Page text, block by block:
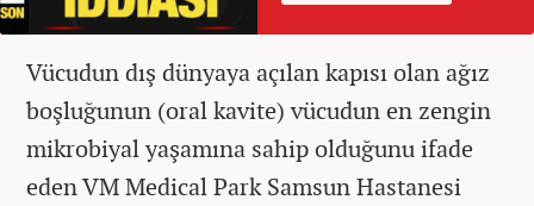
Vücudun dış dünyaya açılan kapısı olan ağız
boşluğunun (oral kavite) vücudun en zengin
mikrobiyal yaşamına sahip olduğunu ifade
eden VM Medical Park Samsun Hastanesi